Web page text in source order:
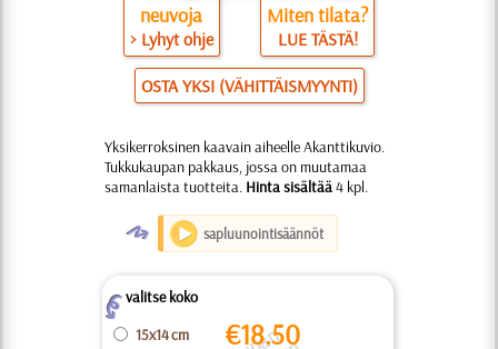
neuvoja
> Lyhyt ohje
Miten tilata?
LUE TÄSTÄ!
OSTA YKSI (VÄHITTÄISMYYNTI)
Yksikerroksinen kaavain aiheelle Akanttikuvio.
Tukkukaupan pakkaus, jossa on muutamaa
samanlaista tuotteita. Hinta sisältää4 kpl.
O sapluunointisäännöt
Zvalitse koko
15x14 cm €18.50